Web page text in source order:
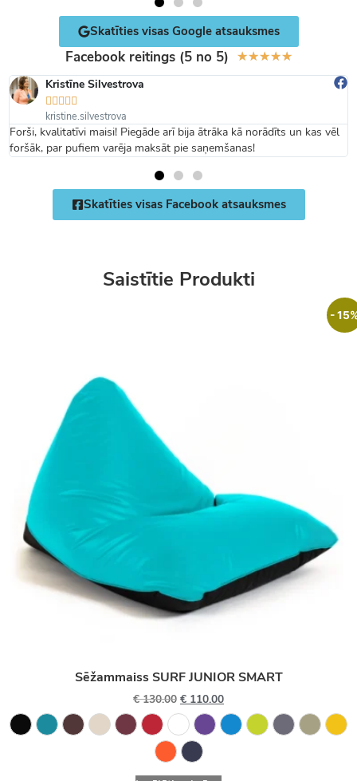
Skatīties visas Google atsauksmes
Facebook reitings (5 no 5) ★★★★★
Kristīne Silvestrova
    
kristine.silvestrova
Forši, kvalitatīvi maisi! Piegāde arī bija ātrāka kā norādīts un kas vēl
foršāk, par pufiem varēja maksāt pie saņemšanas!
Skatīties visas Facebook atsauksmes
Saistītie Produkti
-
Sēžammaiss SURF JUNIOR SMART
€130.00 € 110.00